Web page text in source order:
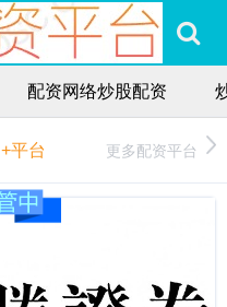
配资网络炒股配资
+平台 更多配资平台